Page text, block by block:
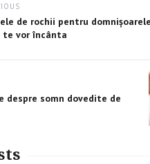
de rochii pentru
te vor încânta
despre somn dovedite de